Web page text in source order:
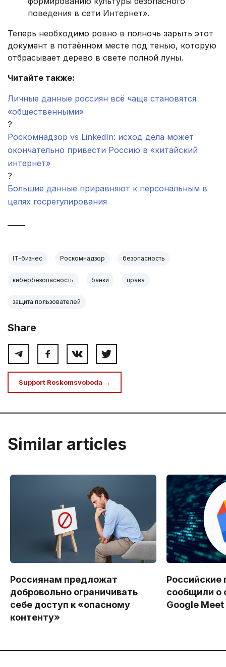
поведения в сети Интернет».
Теперь необходимо ровно в полночь зарыть этот
документ в потаённом месте под тенью, которую
отбрасывает дерево в свете полной луны.
Читайте также:
Личные данные россиян всё чаще становятся
«общественными»
?
Роскомнадзор vs LinkedIn: исход дела может
окончательно привести Россию в «китайский
интернет»
?
Большие данные приравняют к персональным в
целях госрегулирования
IT-бизнес Роскомнадзор безопасность
кибербезопасность банки права
защита пользователей
Share
Support Roskomsvoboda →
Similar articles
Россиянам предложат
добровольно ограничивать
себе доступ к «опасному
контенту»
Российские
сообщили о
Google Meet